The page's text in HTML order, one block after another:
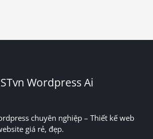
Wordpress Ai
chuyên nghiệp – Thiết kế web
giá rẻ, đẹp.